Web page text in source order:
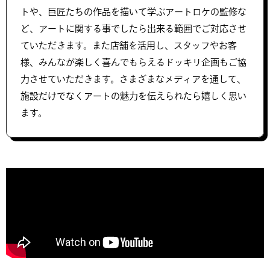
トや、巨匠たちの作品を描いて学ぶアートロケの監修な
ど、アートに関する事でしたら出来る範囲でご対応させ
ていただきます。また店舗を活用し、スタッフやお客
様、みんなが楽しく喜んでもらえるドッキリ企画もご協
力させていただきます。さまざまなメディアを通して、
施設だけでなくアートの魅力を伝えられたら嬉しく思い
ます。